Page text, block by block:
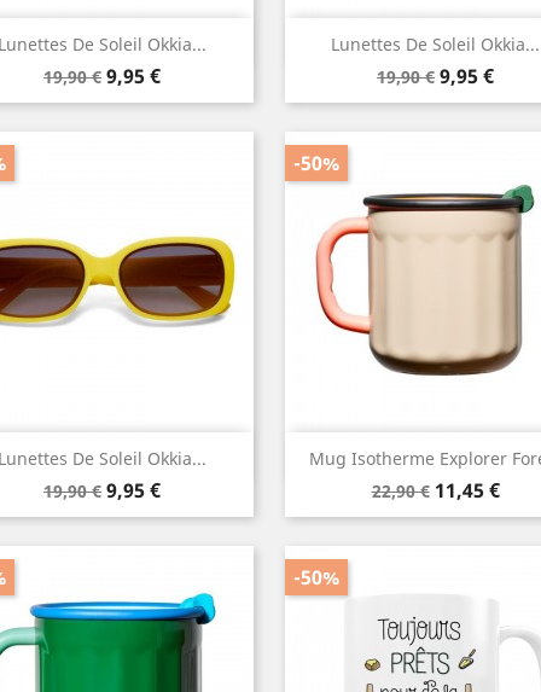
De Soleil Okkia...
Prix
de
19,90 € Prix
9,95 €
Aperçu rapide Lunettes De Soleil Okkia...
Prix
de
19,90 € Prix
9,95 €
Aperçu rapide
De Soleil Okkia...
Prix
de
19,90 € Prix
9,95 €
Aperçu rapide Mug Isotherme Explorer
Prix
de
22,90 € Prix
11,45 €
-50%
Aperçu rapide
-50%